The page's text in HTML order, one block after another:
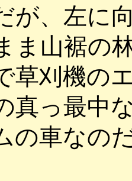
が、左に
ま山裾の
草刈機の
真っ最中
の車なの